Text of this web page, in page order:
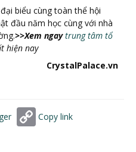
biểu cùng toàn thể hội
đầu năm học cùng với nhà
>>Xem ngay trung tâm tổ
t hiện nay
CrystalPalace.vn
Copy link